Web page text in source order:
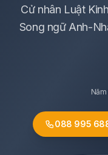
Cử nhân Luật
Song ngữ Anh-
088 995